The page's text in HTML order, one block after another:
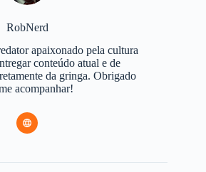
RobNerd
apaixonado pela cultura
conteúdo atual e de
da gringa. Obrigado
acompanhar!